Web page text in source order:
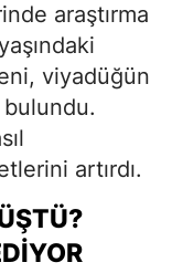
araştırma
viyadüğün
bulundu.
artırdı.